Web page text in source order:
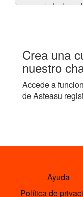
chat
Crea una
nuestro
Accede a
de Asteasu
Ayuda
Política de